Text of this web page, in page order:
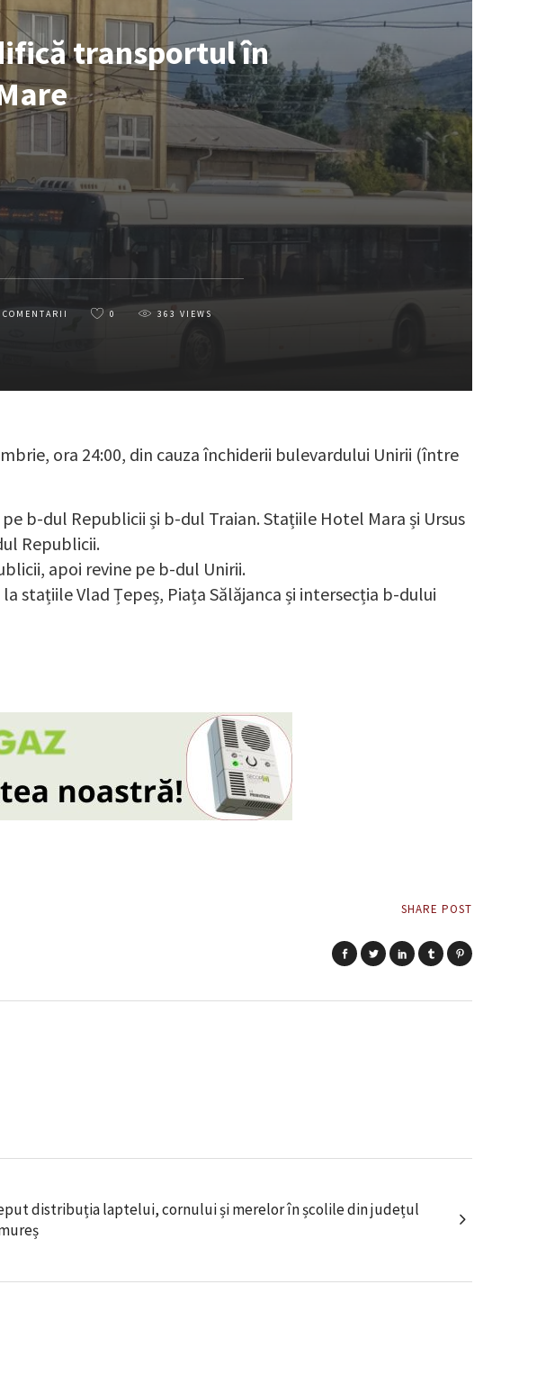
transportul în
0 363 VIEWS
ora 24:00, din cauza închiderii bulevardului Unirii (între
b-dul Republicii și b-dul Traian. Stațiile Hotel Mara și Ursus
Republicii.
apoi revine pe b-dul Unirii.
stațiile Vlad Țepeș, Piața Sălăjanca și intersecția b-dului
SHARE POST
distribuția laptelui, cornului și merelor în școlile din județul